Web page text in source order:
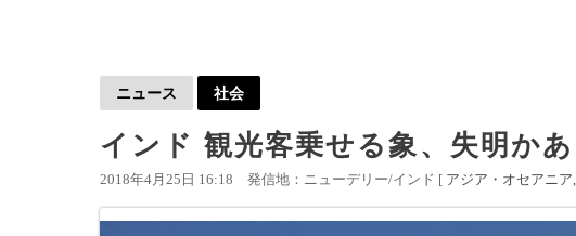
ニュース 社会
インド 観光客乗せる象、失明か
2018年4月25日 16:18 発信地：ニューデリー/インド [ アジア・オセアニア